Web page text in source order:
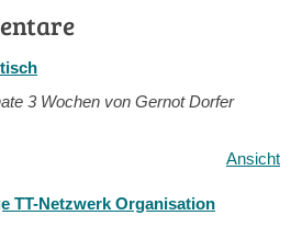
3 Wochen von Gernot Dorfer
Ansicht
TT-Netzwerk Organisation